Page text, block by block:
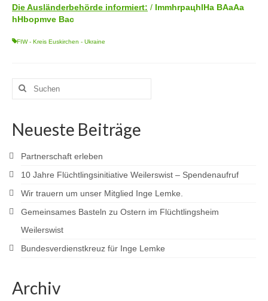
Die Ausländerbehörde informiert: / ImmhrpaцhlHa BAaAa
hHbopmve Bac
FIW - Kreis Euskirchen - Ukraine
Suchen
Neueste Beiträge
Partnerschaft erleben
10 Jahre Flüchtlingsinitiative Weilerswist – Spendenaufruf
Wir trauern um unser Mitglied Inge Lemke.
Gemeinsames Basteln zu Ostern im Flüchtlingsheim
Weilerswist
Bundesverdienstkreuz für Inge Lemke
Archiv